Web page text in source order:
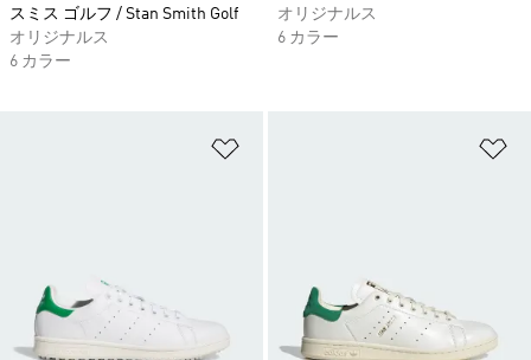
スミス ゴルフ / Stan Smith Golf
オリジナルス
6 カラー
オリジナルス
6 カラー